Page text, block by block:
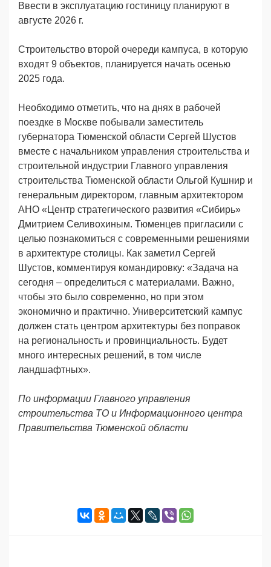
Ввести в эксплуатацию гостиницу планируют в
августе 2026 г.
Строительство второй очереди кампуса, в которую
входят 9 объектов, планируется начать осенью
2025 года.
Необходимо отметить, что на днях в рабочей
поездке в Москве побывали заместитель
губернатора Тюменской области Сергей Шустов
вместе с начальником управления строительства и
строительной индустрии Главного управления
строительства Тюменской области Ольгой Кушнир и
генеральным директором, главным архитектором
АНО «Центр стратегического развития «Сибирь»
Дмитрием Селивохиным. Тюменцев пригласили с
целью познакомиться с современными решениями
в архитектуре столицы. Как заметил Сергей
Шустов, комментируя командировку: «Задача на
сегодня – определиться с материалами. Важно,
чтобы это было современно, но при этом
экономично и практично. Университетский кампус
должен стать центром архитектуры без поправок
на региональность и провинциальность. Будет
много интересных решений, в том числе
ландшафтных».
По информации Главного управления
строительства ТО и Информационного центра
Правительства Тюменской области